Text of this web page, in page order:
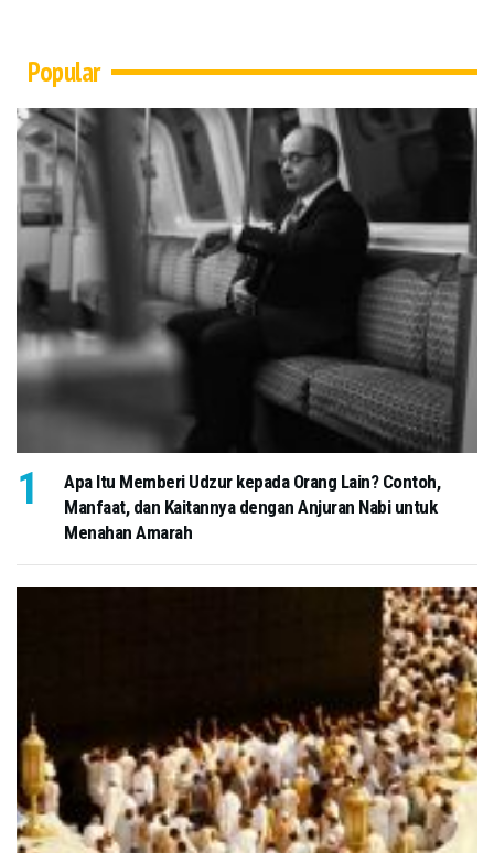
Popular
Apa Itu Memberi Udzur kepada Orang Lain? Contoh,
Manfaat, dan Kaitannya dengan Anjuran Nabi untuk
Menahan Amarah